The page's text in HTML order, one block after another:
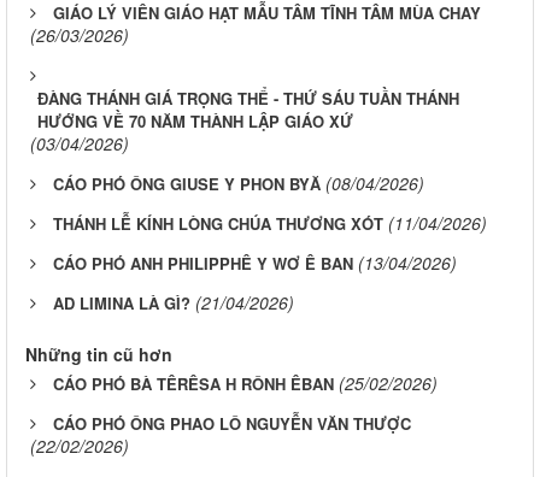
GIÁO LÝ VIÊN GIÁO HẠT MẪU TÂM TĨNH TÂM MÙA CHAY
(26/03/2026)
ĐÀNG THÁNH GIÁ TRỌNG THỂ - THỨ SÁU TUẦN THÁNH
HƯỚNG VỀ 70 NĂM THÀNH LẬP GIÁO XỨ
(03/04/2026)
CÁO PHÓ ÔNG GIUSE Y PHON BYĂ (08/04/2026)
THÁNH LỄ KÍNH LÒNG CHÚA THƯƠNG XÓT (11/04/2026)
CÁO PHÓ ANH PHILIPPHÊ Y WƠ Ê BAN (13/04/2026)
AD LIMINA LÀ GÌ? (21/04/2026)
Những tin cũ hơn
CÁO PHÓ BÀ TÊRÊSA H RÔNH ÊBAN (25/02/2026)
CÁO PHÓ ÔNG PHAO LÔ NGUYỄN VĂN THƯỢC
(22/02/2026)